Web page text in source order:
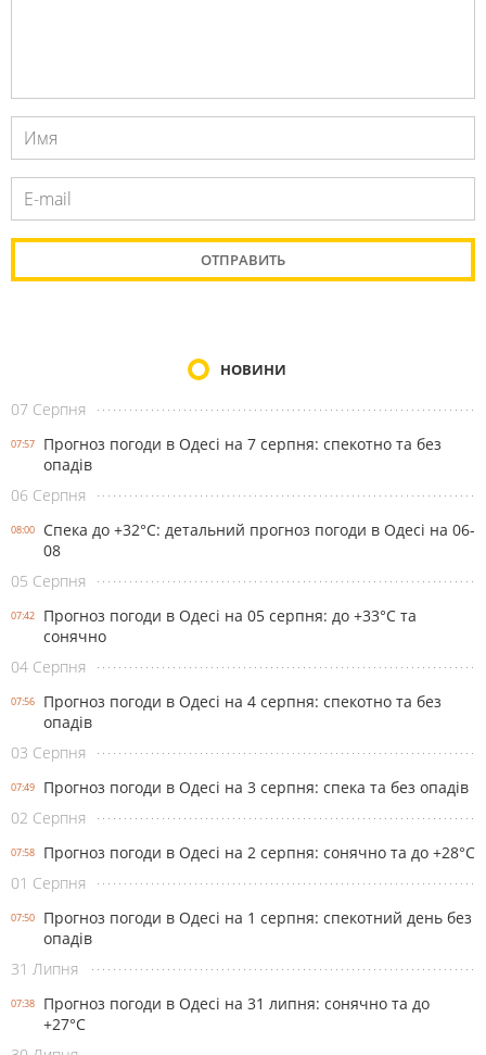
НОВИНИ
07 Серпня
07:57
Прогноз погоди в Одесі на 7 серпня: спекотно та без
опадів
06 Серпня
08:00
Спека до +32°С: детальний прогноз погоди в Одесі на 06-
08
05 Серпня
07:42
Прогноз погоди в Одесі на 05 серпня: до +33°С та
сонячно
04 Серпня
07:56
Прогноз погоди в Одесі на 4 серпня: спекотно та без
опадів
03 Серпня
07:49
Прогноз погоди в Одесі на 3 серпня: спека та без опадів
02 Серпня
07:58
Прогноз погоди в Одесі на 2 серпня: сонячно та до +28°С
01 Серпня
07:50
Прогноз погоди в Одесі на 1 серпня: спекотний день без
опадів
31 Липня
07:38
Прогноз погоди в Одесі на 31 липня: сонячно та до
+27°С